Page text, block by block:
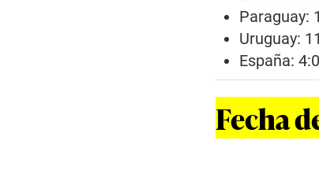
Paraguay:
Uruguay:
España:
Fecha